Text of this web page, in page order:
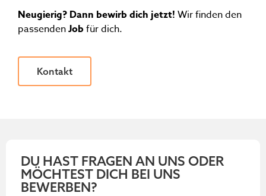
Neugierig? Dann bewirb dich jetzt! Wir finden den
passendenJob für dich.
Kontakt
DU HAST FRAGEN AN UNS ODER
MÖCHTEST DICH BEI UNS
BEWERBEN?